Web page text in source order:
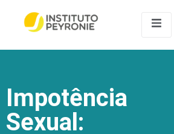
Impotência
Sexual: